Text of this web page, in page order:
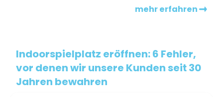
mehr erfahren
Indoorspielplatz eröffnen: 6 Fehler,
vor denen wir unsere Kunden seit 30
Jahren bewahren